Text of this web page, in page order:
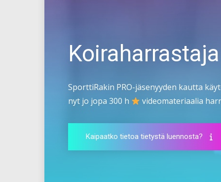
SporttiRakin PRO-jäsenyyden kautta
nyt jo jopa 300 h
videomateriaalia
Kaipaatko tietoa tietystä luennosta?